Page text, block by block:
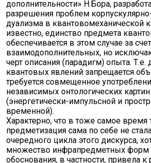
дополнительности» Н.Бора,
разрешения проблем
дуализма в квантовомеханической
известно, единство предмета
обеспечивается в этом случае за
взаимодополнительных, но
черт описания (парадигм) опыта. Т.е.
квантовых явлений запрещается
требуется совмещенное
независимых онтологических
(энергетически-импульсной и
временной).
Характерно, что в тоже самое время
предметизация сама по себе не
очередного цикла этого дискурса,
множество инфрапредметных форм
обоснования, в частности, привела